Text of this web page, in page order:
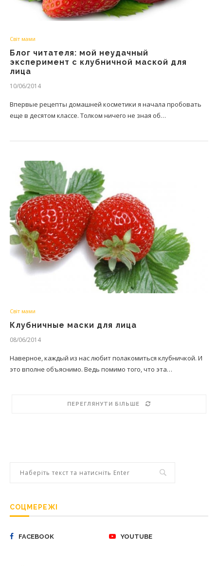
Світ мами
Блог читателя: мой неудачный
эксперимент с клубничной маской для
лица
10/06/2014
Впервые рецепты домашней косметики я начала пробовать
еще в десятом классе. Толком ничего не зная об…
Світ мами
Клубничные маски для лица
08/06/2014
Наверное, каждый из нас любит полакомиться клубничкой. И
это вполне объяснимо. Ведь помимо того, что эта…
ПЕРЕГЛЯНУТИ БІЛЬШЕ
СОЦМЕРЕЖІ
FACEBOOK YOUTUBE